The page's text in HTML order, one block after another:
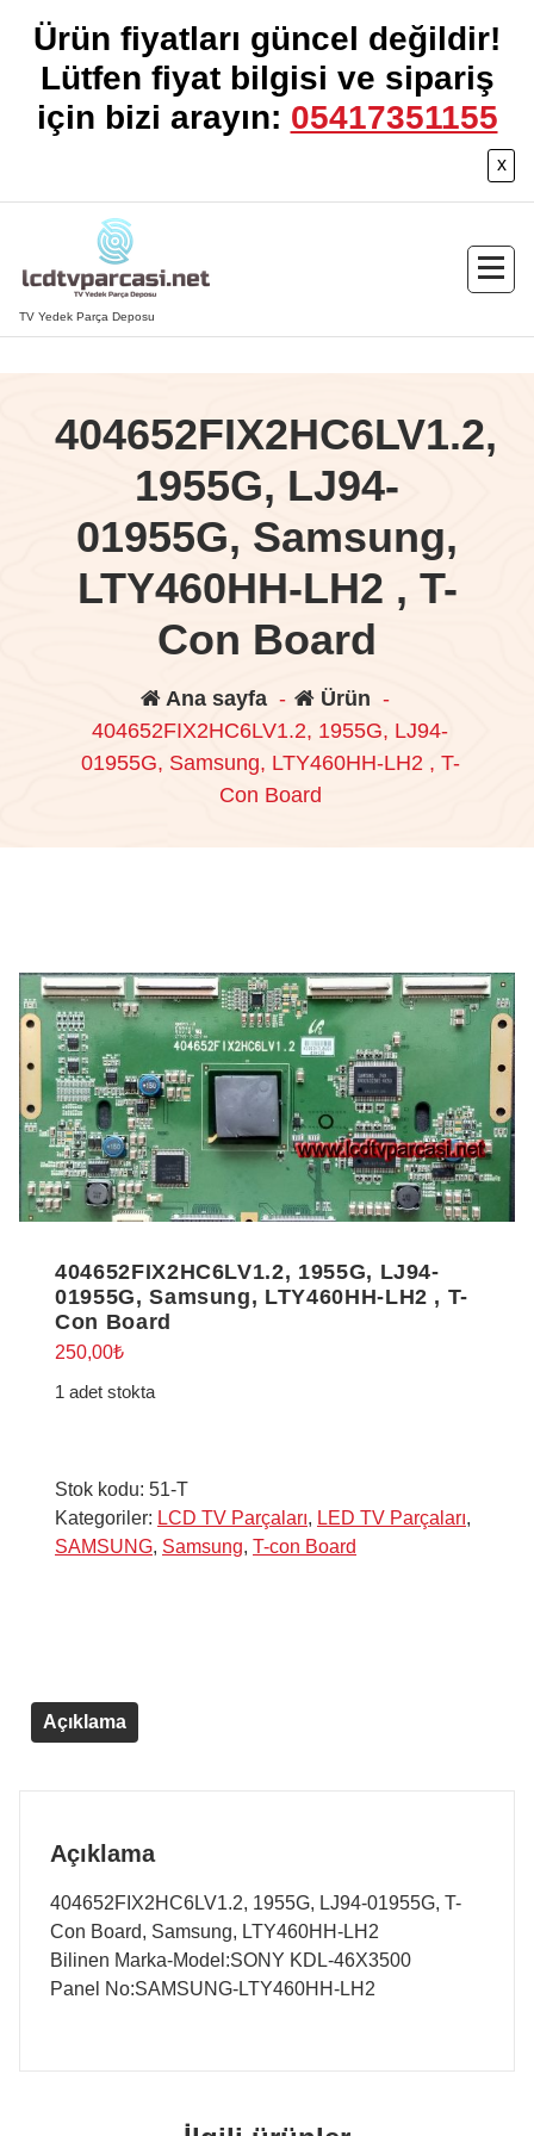
Ürün fiyatları güncel değildir!
Lütfen fiyat bilgisi ve sipariş
için bizi arayın: 05417351155
x
TV Yedek Parça Deposu
404652FIX2HC6LV1.2,
1955G, LJ94-
01955G, Samsung,
LTY460HH-LH2 , T-
Con Board
Ana sayfa - Ürün -
404652FIX2HC6LV1.2, 1955G, LJ94-
01955G, Samsung, LTY460HH-LH2 , T-
Con Board
404652FIX2HC6LV1.2, 1955G, LJ94-
01955G, Samsung, LTY460HH-LH2 , T-
Con Board
250,00₺
1 adet stokta
Stok kodu: 51-T
Kategoriler: LCD TV Parçaları, LED TV Parçaları,
SAMSUNG, Samsung, T-con Board
Açıklama
Açıklama
404652FIX2HC6LV1.2, 1955G, LJ94-01955G, T-
Con Board, Samsung, LTY460HH-LH2
Bilinen Marka-Model:SONY KDL-46X3500
Panel No:SAMSUNG-LTY460HH-LH2